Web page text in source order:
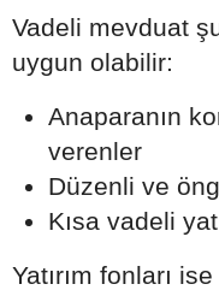
Vadeli mevduat
uygun olabilir:
Anaparanın
verenler
Düzenli ve
Kısa vadeli
Yatırım fonları